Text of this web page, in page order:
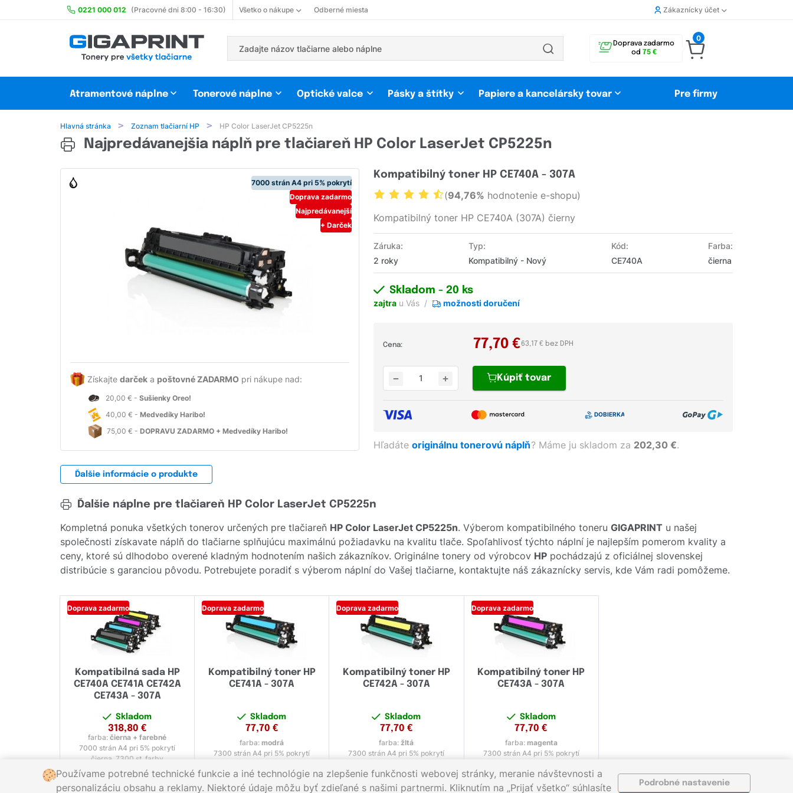
0221 000 012 (Pracovné dni 8:00 - 16:30) Všetko o nákupe Odberné miesta Zákaznícky účet
Doprava zadarmo
od 75 €
0
Atramentové náplne Tonerové náplne Optické valce Pásky a štítky Papiere a kancelársky tovar Pre firmy
Hlavná stránka Zoznam tlačiarní HP HP Color LaserJet CP5225n
Najpredávanejšia náplň pre tlačiareň HP Color LaserJet CP5225n
7000 strán A4 pri 5% pokrytí
Doprava zadarmo
Najpredávanejší
+ Darček
Získajte darček a poštovné ZADARMO pri nákupe nad:
20,00 € - Sušienky Oreo!
40,00 € - Medvedíky Haribo!
75,00 € - DOPRAVU ZADARMO + Medvedíky Haribo!
Kompatibilný toner HP CE740A - 307A
(94,76% hodnotenie e-shopu)
Kompatibilný toner HP CE740A (307A) čierny
Záruka:
2 roky
Typ:
Kompatibilný - Nový
Kód:
CE740A
Farba:
čierna
Skladom- 20 ks
zajtra u Vás možnosti doručení
Cena: 77,70 €63,17 € bez DPH
Kúpiťtovar
Hľadáteoriginálnu tonerovú náplň? Máme ju skladom za 202,30 €.
Ďalšie informácie o produkte
Ďalšie náplne pre tlačiareň HP Color LaserJet CP5225n
Kompletná ponuka všetkých tonerov určených pre tlačiareň HP Color LaserJet CP5225n. Výberom kompatibilného toneru GIGAPRINT u našej
společnosti získavate náplň do tlačiarne splňujúcu maximálnú požiadavku na kvalitu tlače. Spoľahlivosť týchto náplní je najlepším pomerom kvality a
ceny, ktoré sú dlhodobo overené kladným hodnotením našich zákazníkov. Originálne tonery od výrobcov HP pochádzajú z oficiálnej slovenskej
distribúcie s garanciou pôvodu. Potrebujete poradiť s výberom náplní do Vašej tlačiarne, kontaktujte náš zákaznícky servis, kde Vám radi pomôžeme.
Doprava zadarmo
Kompatibilná sada HP
CE740A CE741A CE742A
CE743A - 307A
Skladom
318,80 €
farba:čierna + farebné
7000 strán A4 pri 5% pokrytí
čierna, 7300 st. farby
Doprava zadarmo
Kompatibilný toner HP
CE741A - 307A
Skladom
77,70 €
farba:modrá
7300 strán A4 pri 5% pokrytí
Doprava zadarmo
Kompatibilný toner HP
CE742A - 307A
Skladom
77,70 €
farba:žltá
7300 strán A4 pri 5% pokrytí
Doprava zadarmo
Kompatibilný toner HP
CE743A - 307A
Skladom
77,70 €
farba: magenta
7300 strán A4 pri 5% pokrytí
Používame potrebné technické funkcie a iné technológie na zlepšenie funkčnosti webovej stránky, meranie návštevnosti a
personalizáciu obsahu a reklamy. Niektoré údaje môžu byť zdieľané s našimi partnermi. Kliknutím na „Prijať všetko“ súhlasíte
Podrobné nastavenie